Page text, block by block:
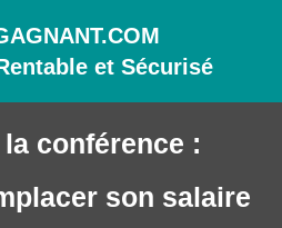
et Sécurisé
conférence :
son salaire